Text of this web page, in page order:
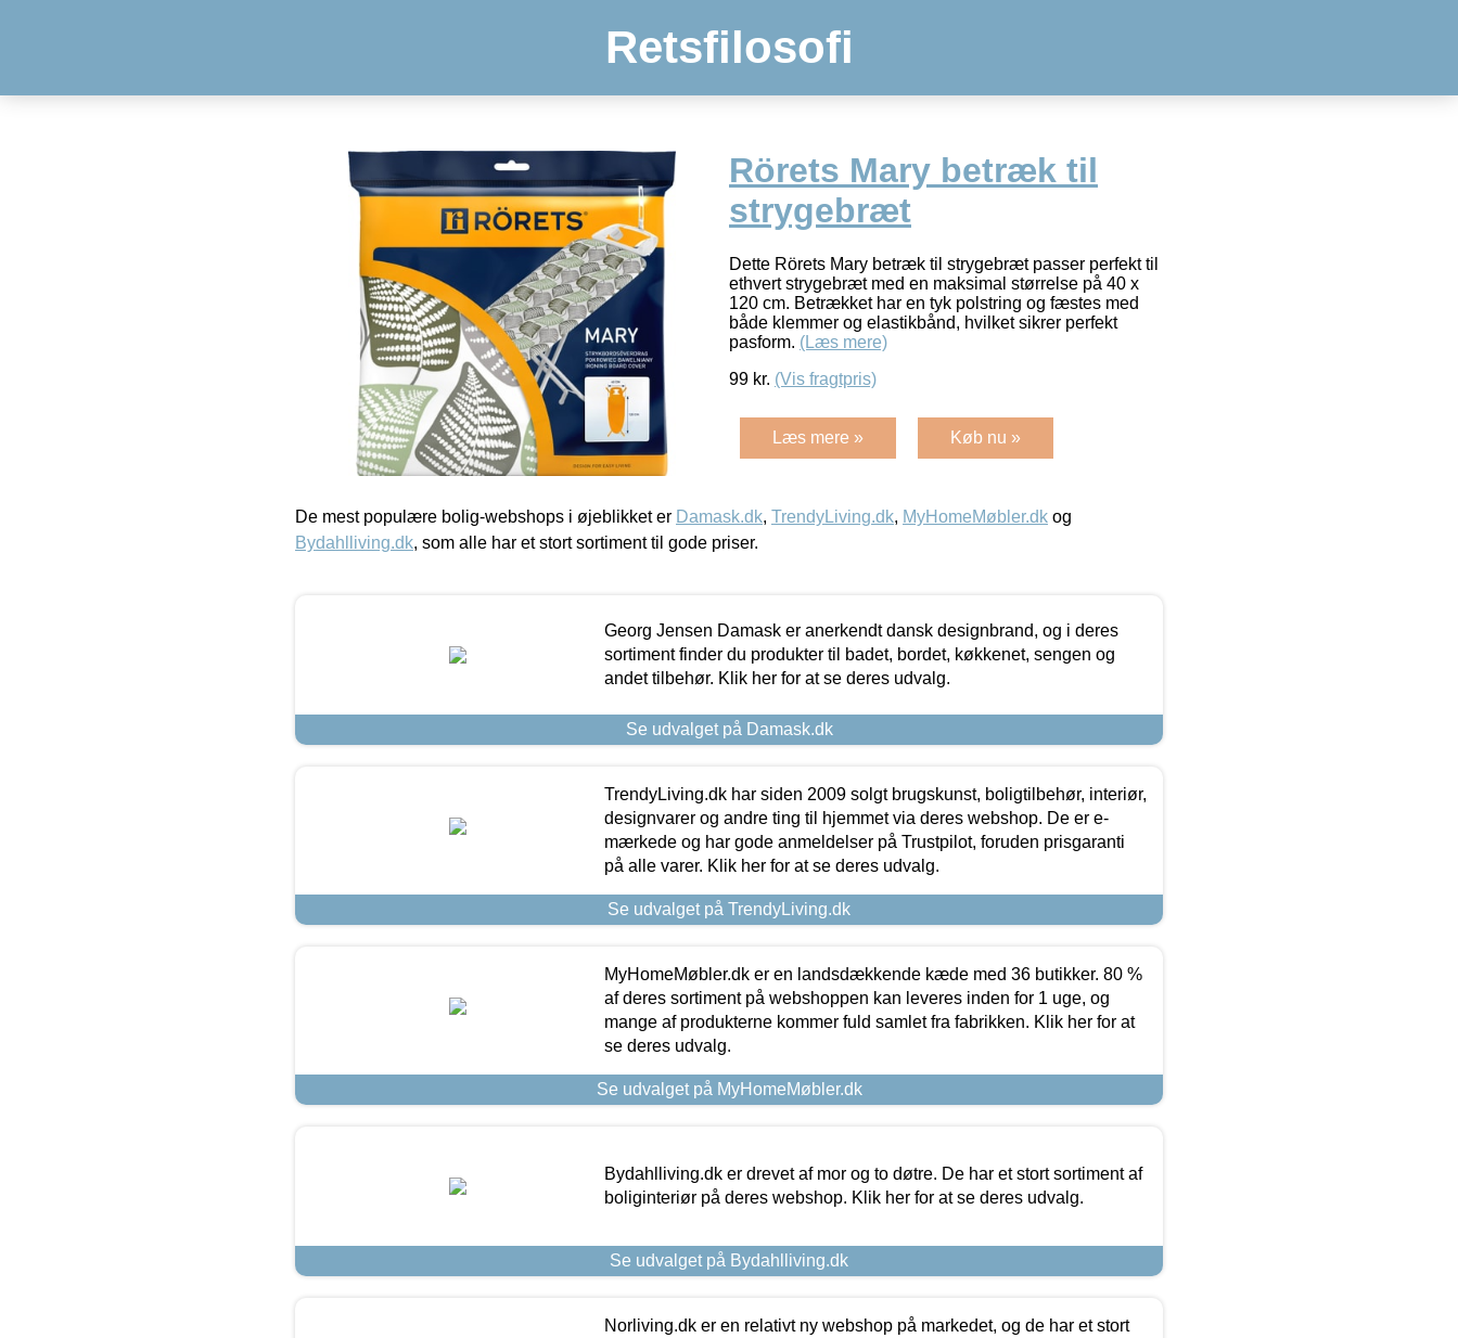
Retsfilosofi
Rörets Mary betræk til
strygebræt
Dette Rörets Mary betræk til strygebræt passer perfekt til
ethvert strygebræt med en maksimal størrelse på 40 x
120 cm. Betrækket har en tyk polstring og fæstes med
både klemmer og elastikbånd, hvilket sikrer perfekt
pasform. (Læs mere)
99 kr. (Vis fragtpris)
Læs mere » Køb nu »
De mest populære bolig-webshops i øjeblikket er Damask.dk, TrendyLiving.dk, MyHomeMøbler.dk og
Bydahlliving.dk, som alle har et stort sortiment til gode priser.
Georg Jensen Damask er anerkendt dansk designbrand, og i deres
sortiment finder du produkter til badet, bordet, køkkenet, sengen og
andet tilbehør. Klik her for at se deres udvalg.
Se udvalget på Damask.dk
TrendyLiving.dk har siden 2009 solgt brugskunst, boligtilbehør, interiør,
designvarer og andre ting til hjemmet via deres webshop. De er e-
mærkede og har gode anmeldelser på Trustpilot, foruden prisgaranti
på alle varer. Klik her for at se deres udvalg.
Se udvalget på TrendyLiving.dk
MyHomeMøbler.dk er en landsdækkende kæde med 36 butikker. 80 %
af deres sortiment på webshoppen kan leveres inden for 1 uge, og
mange af produkterne kommer fuld samlet fra fabrikken. Klik her for at
se deres udvalg.
Se udvalget på MyHomeMøbler.dk
Bydahlliving.dk er drevet af mor og to døtre. De har et stort sortiment af
boliginteriør på deres webshop. Klik her for at se deres udvalg.
Se udvalget på Bydahlliving.dk
Norliving.dk er en relativt ny webshop på markedet, og de har et stort